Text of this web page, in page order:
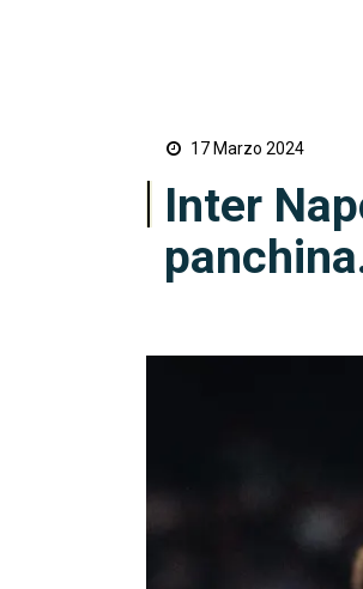
17 Marzo 2024
Inter